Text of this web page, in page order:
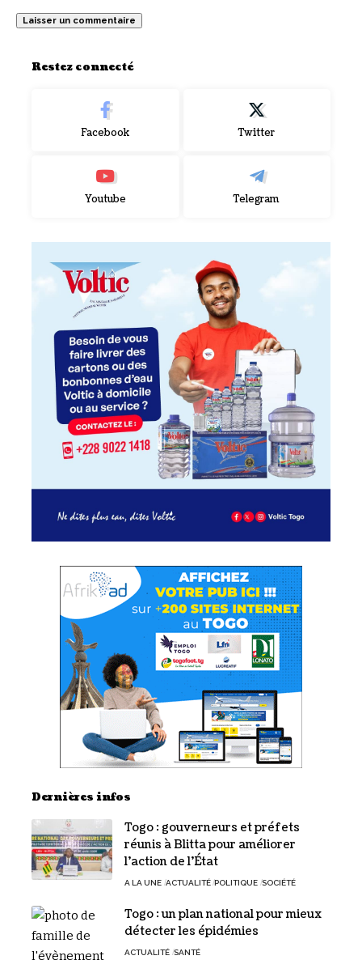
Restez connecté
Facebook Twitter
Youtube Telegram
Dernières infos
Togo : gouverneurs et préfets
réunis à Blitta pour améliorer
l’action de l’État
A LA UNE ACTUALITÉ POLITIQUE SOCIÉTÉ
Togo : un plan national pour mieux
détecter les épidémies
ACTUALITÉ SANTÉ